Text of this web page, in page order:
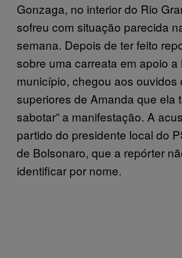
Gonzaga, no interior do Rio
sofreu com situação parecida
semana. Depois de ter feito
sobre uma carreata em apoio
município, chegou aos ouvidos
superiores de Amanda que ela
sabotar” a manifestação. A
partido do presidente local do
de Bolsonaro, que a repórter
identificar por nome.